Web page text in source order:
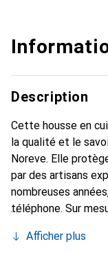
Description
Cette housse en
la qualité et le
Noreve. Elle
par des artisans
nombreuses
téléphone. Sur
chic et
Afficher plus